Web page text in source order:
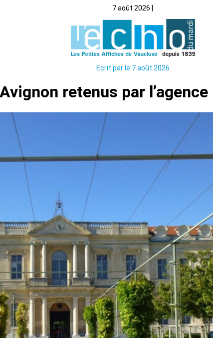
7 août 2026 |
Ecrit par le 7 août 2026
retenus par